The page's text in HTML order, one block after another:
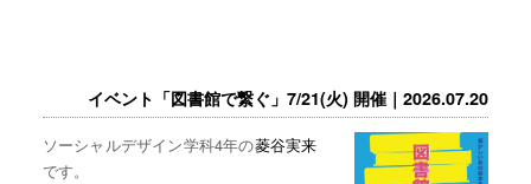
イベント「図書館で繋ぐ」7/21(火) 開催｜2026.07.20
ソーシャルデザイン学科4年の菱谷実来
です。